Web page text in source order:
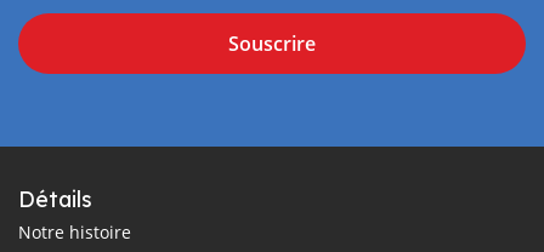
Souscrire
Détails
Notre histoire